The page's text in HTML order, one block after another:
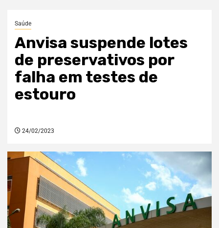
Saúde
Anvisa suspende lotes
de preservativos por
falha em testes de
estouro
24/02/2023